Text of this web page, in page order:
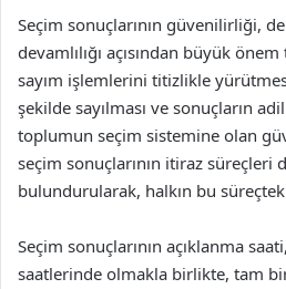
Seçim sonuçlarının güvenilirliği,
devamlılığı açısından büyük önem
sayım işlemlerini titizlikle
şekilde sayılması ve sonuçların
toplumun seçim sistemine olan
seçim sonuçlarının itiraz süreçleri
bulundurularak, halkın bu
Seçim sonuçlarının açıklanma
saatlerinde olmakla birlikte, tam